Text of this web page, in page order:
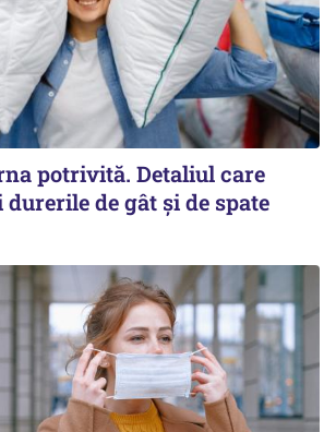
potrivită. Detaliul care
de gât și de spate